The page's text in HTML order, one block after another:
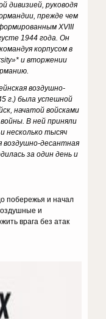
дивизией, руководя
прежде чем
XVIII
1944 года. Он
корпусом в
и вторжении
воздушно-
г.) была успешной
начатой войсками
В ней приняли
несколько тысяч
воздушно-десантная
за один день и
побережья и начал
и
врага без атак